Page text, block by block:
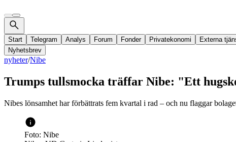
Start Telegram Analys Forum Fonder Privatekonomi Externa
Nyhetsbrev
nyheter/Nibe
Trumps tullsmocka träffar Nibe: "Ett
Nibes lönsamhet har förbättrats fem kvartal i rad – och nu flaggar
Foto: Nibe